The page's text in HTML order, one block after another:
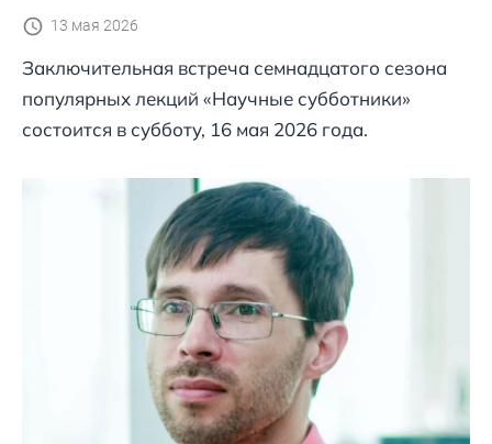
13 мая 2026
Заключительная встреча семнадцатого сезона
популярных лекций «Научные субботники»
состоится в субботу, 16 мая 2026 года.